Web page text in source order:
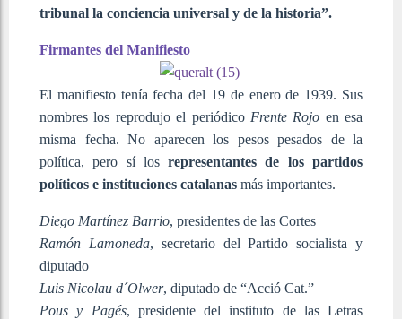
tribunal la conciencia universal y de la historia”.
Firmantes del Manifiesto
El manifiesto tenía fecha del 19 de enero de 1939. Sus
nombres los reprodujo el periódico Frente Rojo en esa
misma fecha. No aparecen los pesos pesados de la
política, pero sí losrepresentantes de los partidos
políticos e instituciones catalanas más importantes.
Diego Martínez Barrio, presidentes de las Cortes
Ramón Lamoneda, secretario del Partido socialista y
diputado
Luis Nicolau d´Olwer, diputado de “Acció Cat.”
Pous y Pagés, presidente del instituto de las Letras